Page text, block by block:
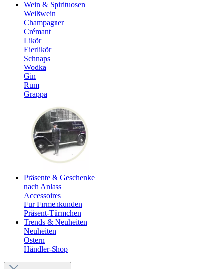
Wein & Spirituosen
Weißwein
Champagner
Crémant
Likör
Eierlikör
Schnaps
Wodka
Gin
Rum
Grappa
Präsente & Geschenke
nach Anlass
Accessoires
Für Firmenkunden
Präsent-Türmchen
Trends & Neuheiten
Neuheiten
Ostern
Händler-Shop